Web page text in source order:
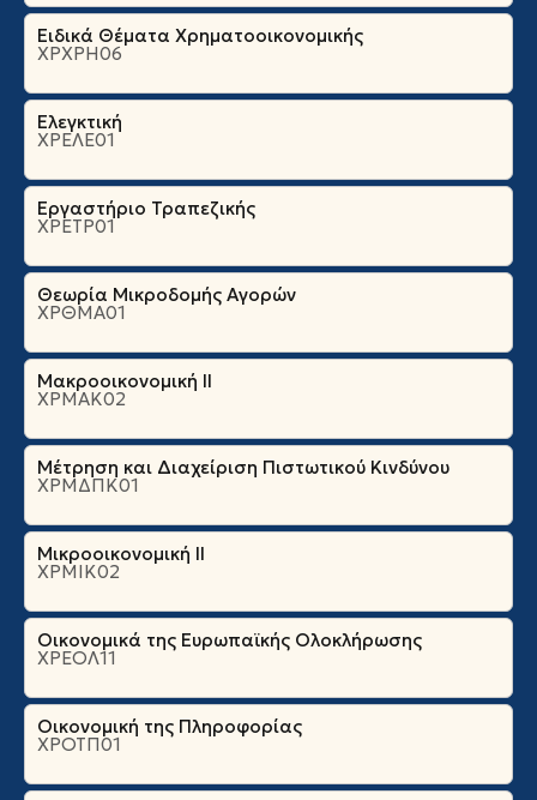
Ειδικά Θέματα Χρηματοοικονομικής
ΧΡΧΡΗ06
Ελεγκτική
ΧΡΕΛΕ01
Εργαστήριο Τραπεζικής
ΧΡΕΤΡ01
Θεωρία Μικροδομής Αγορών
ΧΡΘΜΑ01
Μακροοικονομική ΙΙ
ΧΡΜΑΚ02
Μέτρηση και Διαχείριση Πιστωτικού Κινδύνου
ΧΡΜΔΠΚ01
Μικροοικονομική ΙΙ
ΧΡΜΙΚ02
Οικονομικά της Ευρωπαϊκής Ολοκλήρωσης
ΧΡΕΟΛ11
Οικονομική της Πληροφορίας
ΧΡΟΤΠ01